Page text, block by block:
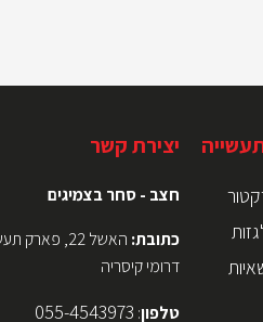
יצירת קשר
חצב - סחר בצמיגים
כתובת:
האשל 22, פארק
דרומי קיסריה
טלפון:
055-4543973